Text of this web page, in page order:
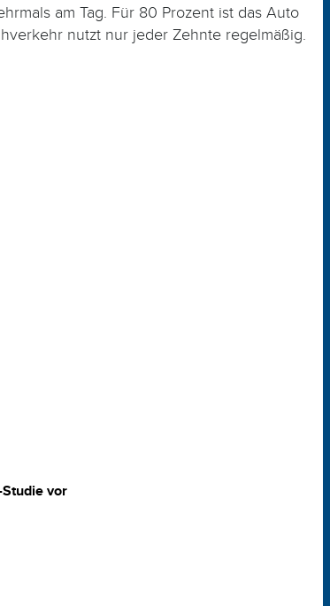
am Tag. Für 80 Prozent ist das Auto
nutzt nur jeder Zehnte regelmäßig.
vor